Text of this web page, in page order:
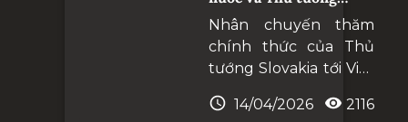
Slovakia dự hòa nhạc
hữu nghị Việt Nam -
Slovakia
Nhân chuyến thăm
chính thức của Thủ
tướng Slovakia tới Việt
Nhà hát Hồ Gươm đã
14/04/2026 2116